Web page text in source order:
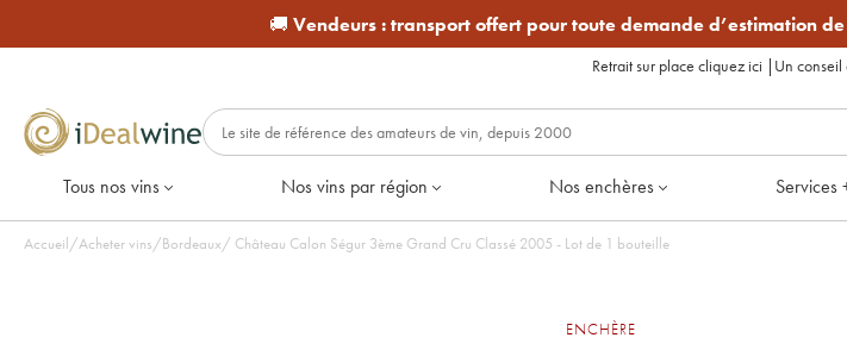
🚚 Vendeurs :transport offert pour toute demande d’estimation
Retrait sur place cliquez ici | Un conseil
Tous nos vins Nos vins par région Nos enchères Services
Accueil/Acheter vins/Bordeaux/ Château Calon Ségur 3ème Grand Cru Classé 2005 - Lot de 1 bouteille
ENCHÈRE